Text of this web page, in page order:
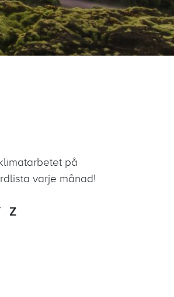
på
varje månad!
Z